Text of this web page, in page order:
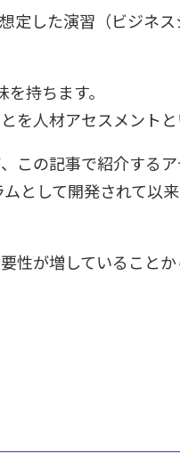
した演習（ビジネス
持ちます。
を人材アセスメントと
の記事で紹介するア
として開発されて以
性が増していること